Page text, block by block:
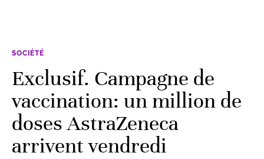
SOCIÉTÉ
Exclusif. Campagne de
vaccination: un million de
doses AstraZeneca
arrivent vendredi